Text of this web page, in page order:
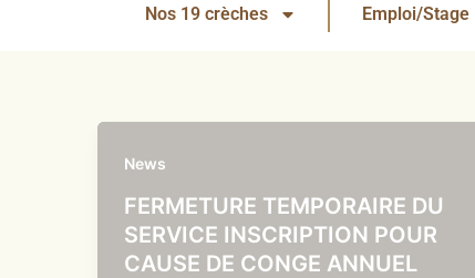
Nos 19 crèches Emploi/Stage
News
FERMETURE TEMPORAIRE DU
SERVICE INSCRIPTION POUR
CAUSE DE CONGE ANNUEL